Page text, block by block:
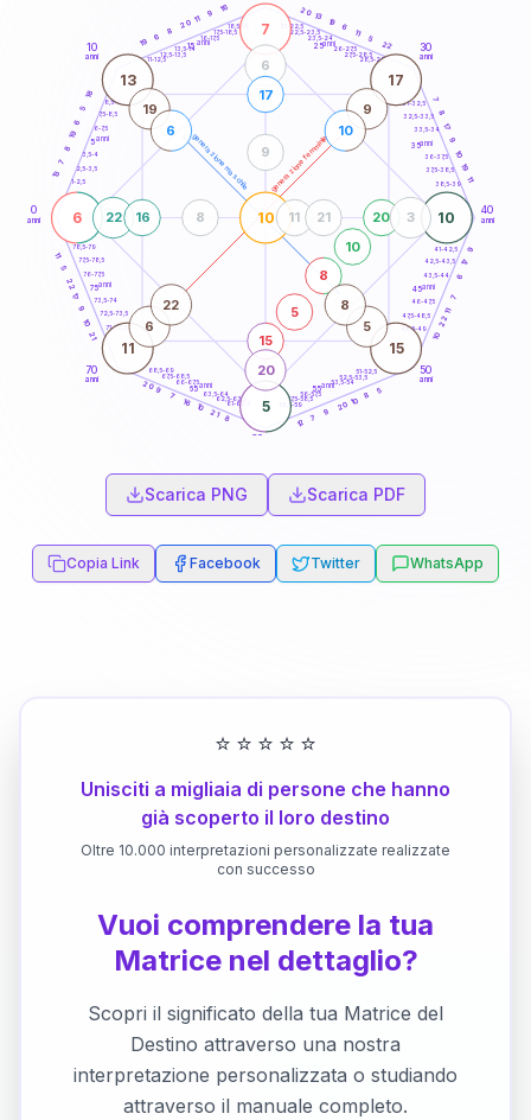
generazione maschile generazione femminile
0
anni
10
anni
30
anni
40
anni
50
anni
60
70
anni
1-2,5
2,5-3,5
3,5-4
6-7,5
7,5-8,5
8,5-9
11-12,5
12,5-13,5
13,5-14
16-17,5
17,5-18,5
18,5-19
21-22,5
22,5-23,5
23,5-24
26-27,5
27,5-28,5
28,5-29
31-32,5
32,5-33,5
33,5-34
36-37,5
37,5-38,5
38,5-39
41-42,5
42,5-43,5
43,5-44
46-47,5
47,5-48,5
48,5-49
51-52,5
52,5-53,5
53,5-54
56-57,5
57,5-58,5
58,5-59
61-62,5
62,5-63,5
63,5-64
66-67,5
67,5-68,5
68,5-69
71-72,5
72,5-73,5
73,5-74
76-77,5
77,5-78,5
78,5-79
13
7
8
19
6
5
18
19
6
8
20 11
9
16 20 13
19
6
11
5
22
7
8
17
9
10
19
11
9
17
6
7
11
22
10
5
8
10
20
9
7
12
8
21
10
16
7
9
20
21
10
9
17
22
5
11
6
7
10
5
10
13 17
11 15
15
5
8
10
20
22
6
3
20
16
17
11 21
8
9
19
6
9
10
6
22
5
8
5anni
15 anni 25anni
35anni
45anni
55anni
65anni
75anni
Scarica PNG Scarica PDF
Copia Link Facebook Twitter WhatsApp
⭐ ⭐ ⭐ ⭐ ⭐
Unisciti a migliaia di persone che hanno
già scoperto il loro destino
Oltre 10.000 interpretazioni personalizzate realizzate
con successo
Vuoi comprendere la tua
Matrice nel dettaglio?
Scopri il significato della tua Matrice del
Destino attraverso una nostra
interpretazione personalizzata o studiando
attraverso il manuale completo.